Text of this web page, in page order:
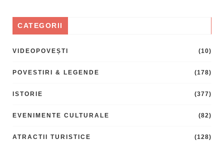
CATEGORII
VIDEOPOVEȘTI (10)
POVESTIRI & LEGENDE (178)
ISTORIE (377)
EVENIMENTE CULTURALE (82)
ATRACTII TURISTICE (128)